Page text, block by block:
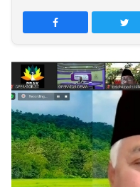
PT
TREETAN
Partner
Insight
NTB
Suara
Time
Lens
IDN
Daily
Jogja
Jalan
Rakyat
Idealita
News
Kita
Notice
Dinamikapost.com
Radar
Baru
Seedbacklink